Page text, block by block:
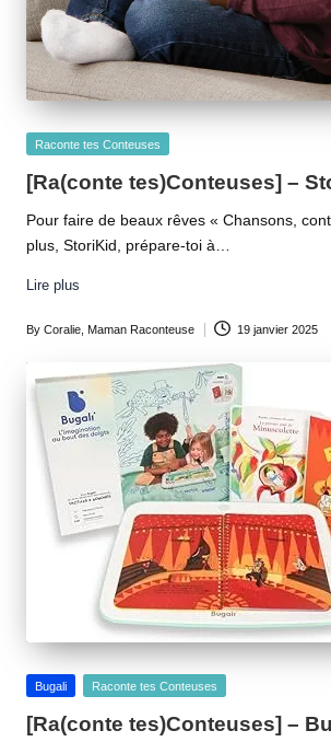
Posted
Raconte tes Conteuses
[Ra(conte tes)Conteuses] –
Pour faire de beaux rêves « Chansons,
plus, StoriKid, prépare-toi à…
Lire plus
Posted
by
By Coralie, Maman Raconteuse 19 janvier 2025
Posted
Bugali Raconte tes Conteuses
[Ra(conte tes)Conteuses] –